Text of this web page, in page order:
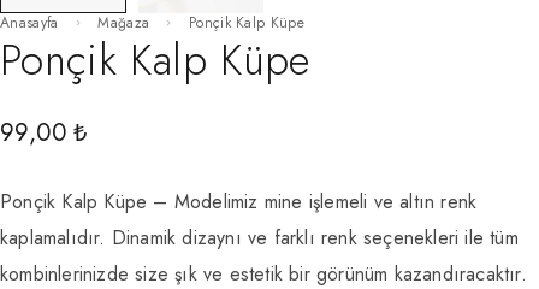
Anasayfa Mağaza Ponçik Kalp Küpe
Ponçik Kalp Küpe
99,00₺
Ponçik Kalp Küpe – Modelimiz mine işlemeli ve altın renk
kaplamalıdır. Dinamik dizaynı ve farklı renk seçenekleri ile tüm
kombinlerinizde size şık ve estetik bir görünüm kazandıracaktır.